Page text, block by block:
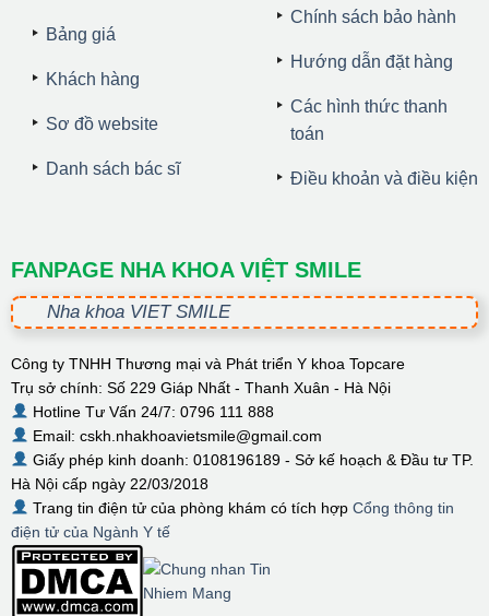
Bảng giá
Khách hàng
Sơ đồ website
Danh sách bác sĩ
Chính sách bảo hành
Hướng dẫn đặt hàng
Các hình thức thanh
toán
Điều khoản và điều kiện
FANPAGE NHA KHOA VIỆT SMILE
Nha khoa VIET SMILE
Công ty TNHH Thương mại và Phát triển Y khoa Topcare
Trụ sở chính: Số 229 Giáp Nhất - Thanh Xuân - Hà Nội
Hotline Tư Vấn 24/7: 0796 111 888
Email: cskh.nhakhoavietsmile@gmail.com
Giấy phép kinh doanh: 0108196189 - Sở kế hoạch & Đầu tư TP.
Hà Nội cấp ngày 22/03/2018
Trang tin điện tử của phòng khám có tích hợp Cổng thông tin
điện tử của Ngành Y tế